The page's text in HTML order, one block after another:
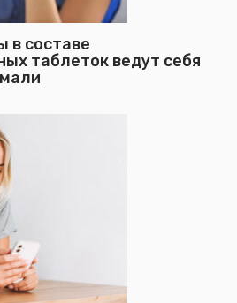
в составе
таблеток ведут себя